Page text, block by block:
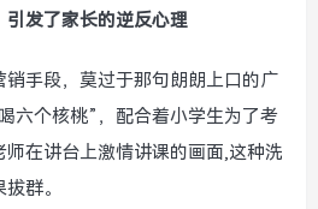
引发了家长的逆反心理
销手段，莫过于那句朗朗上口的广
个核桃”，配合着小学生为了考
在讲台上激情讲课的画面,这种洗
群。